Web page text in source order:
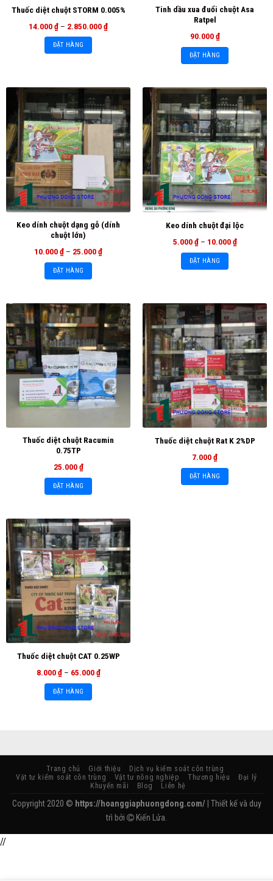
Thuốc diệt chuột STORM 0.005%
14.000₫ – 2.850.000₫
ĐẶT HÀNG
Tinh dầu xua đuổi chuột Asa
Ratpel
90.000₫
ĐẶT HÀNG
Keo dính chuột dạng gỗ (dính
chuột lớn)
10.000₫ – 25.000₫
ĐẶT HÀNG
Keo dính chuột đại lộc
5.000₫ – 10.000₫
ĐẶT HÀNG
Thuốc diệt chuột Racumin
0.75TP
25.000₫
ĐẶT HÀNG
Thuốc diệt chuột Rat K 2%DP
7.000₫
ĐẶT HÀNG
Thuốc diệt chuột CAT 0.25WP
8.000₫ – 65.000₫
ĐẶT HÀNG
Trang chủ Giới thiệu
Dịch vụ kiểm soát côn trùng
Vật tư kiểm soát côn trùng
Vật tư nông nghiệp Thương hiệu
Đại lý
Khuyến mãi
Blog Liên hệ
Copyright 2020 © https://hoanggiaphuongdong.com/| Thiết kế và duy
trì bởi
Kiến Lửa.
//